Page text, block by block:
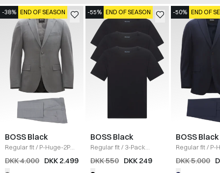
-38% END OF SEASON
BOSS Black
Regular fit/ P-Huge-2PCS
Habit / GRÅ
DKK 4.000 DKK 2.499
-55% END OF SEASON
BOSS Black
Regular fit/ 3-Pack
crewneck T-shirts /
DKK 550 DKK 249
-50% END OF
BOSS Black
Regular fit/ P-
Habit / NAVY
DKK 5.000